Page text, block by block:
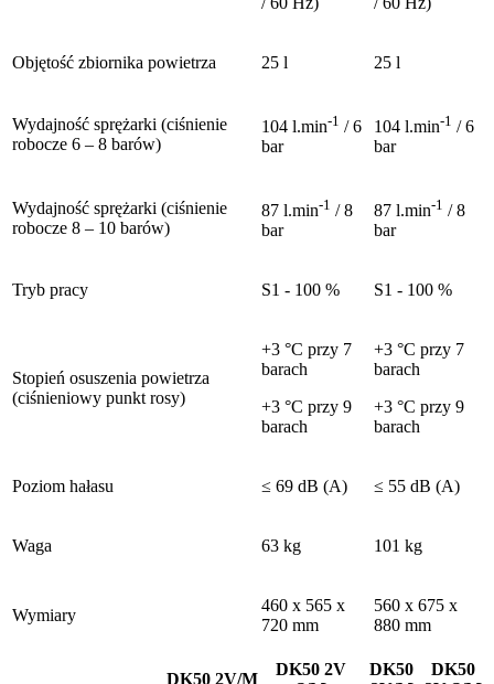
Objętość zbiornika powietrza 25 l 25 l
Wydajność sprężarki (ciśnienie
robocze 6 – 8 barów)
104 l.min-1 / 6
bar
104 l.min-1 / 6
bar
Wydajność sprężarki (ciśnienie
robocze 8 – 10 barów)
87 l.min-1 / 8
bar
87 l.min-1 / 8
bar
Tryb pracy S1 - 100 % S1 - 100 %
Stopień osuszenia powietrza
(ciśnieniowy punkt rosy)
+3 °C przy 7
barach
+3 °C przy 9
barach
+3 °C przy 7
barach
+3 °C przy 9
barach
Poziom hałasu ≤ 69 dB (A) ≤ 55 dB (A)
Waga 63 kg 101 kg
Wymiary
460 x 565 x
720 mm
560 x 675 x
880 mm
DK50 2V/M
DK50 2V
DK50
DK50